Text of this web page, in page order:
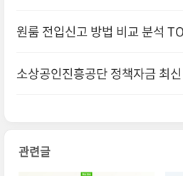
원룸 전입신고 방법 비교 분석
소상공인진흥공단 정책자금 최
관련글